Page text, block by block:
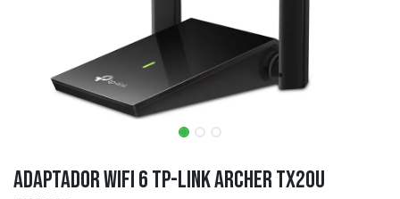
Adaptador Wifi 6 tp-link Archer TX20U